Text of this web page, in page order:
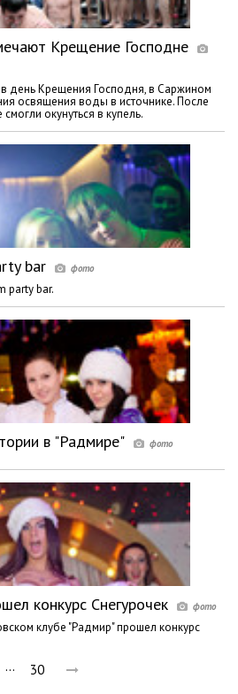
Крещение Господне
день Крещения Господня, в Саржином
освящения воды в источнике. После
окунуться в купель.
bar
party bar.
в "Радмире"
конкурс Снегурочек
клубе "Радмир" прошел конкурс
… 30